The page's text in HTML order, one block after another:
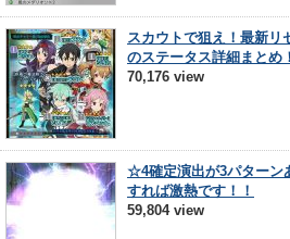
スカウトで狙え！最新
のステータス詳細まとめ
70,176 view
☆4確定演出が3パターン
すれば激熱です！！
59,804 view